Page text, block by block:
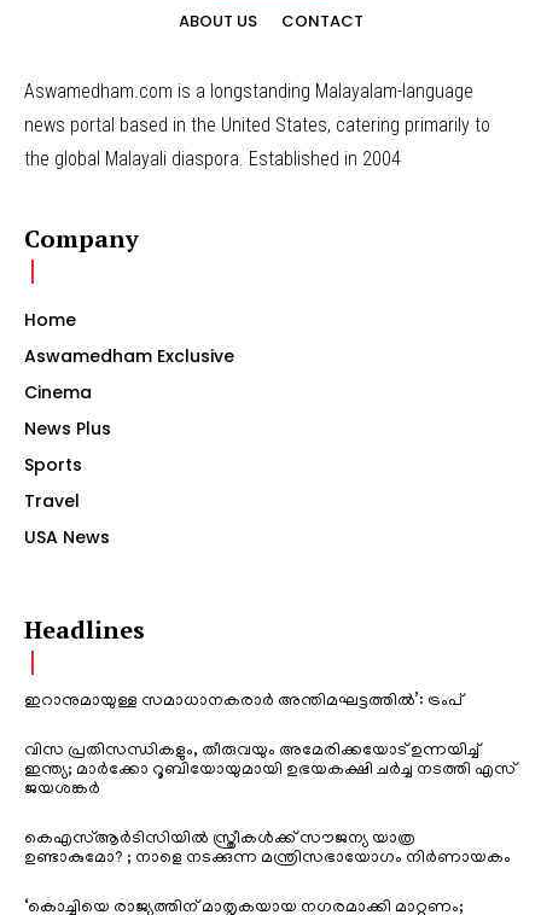
ABOUT US CONTACT
Aswamedham.com is a longstanding Malayalam-language
news portal based in the United States, catering primarily to
the global Malayali diaspora. Established in 2004
Company
Home
Aswamedham Exclusive
Cinema
News Plus
Sports
Travel
USA News
Headlines
ഇറാനുമായുള്ള സമാധാനകരാർ അന്തിമഘട്ടത്തിൽ‌’: ട്രംപ്
വിസ പ്രതിസന്ധികളും, തീരുവയും അമേരിക്കയോട് ഉന്നയിച്ച്
ഇന്ത്യ; മാർക്കോ റൂബിയോയുമായി ഉഭയകക്ഷി ചർച്ച നടത്തി എസ്
ജയശങ്കർ
കെഎസ്ആർടിസിയിൽ സ്ത്രീകൾക്ക് സൗജന്യ യാത്ര
ഉണ്ടാകുമോ? ; നാളെ നടക്കുന്ന മന്ത്രിസഭായോഗം നിർണായകം
‘കൊച്ചിയെ രാജ്യത്തിന് മാതൃകയായ നഗരമാക്കി മാറ്റണം;